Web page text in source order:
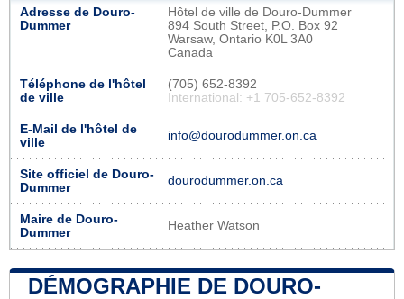
Adresse de Douro-
Dummer
Hôtel de ville de Douro-Dummer
894 South Street, P.O. Box 92
Warsaw, Ontario K0L 3A0
Canada
Téléphone de l'hôtel
de ville
(705) 652-8392
International: +1 705-652-8392
E-Mail de l'hôtel de
ville
info@dourodummer.on.ca
Site officiel de Douro-
Dummer
dourodummer.on.ca
Maire de Douro-
Dummer
Heather Watson
DÉMOGRAPHIE DE DOURO-